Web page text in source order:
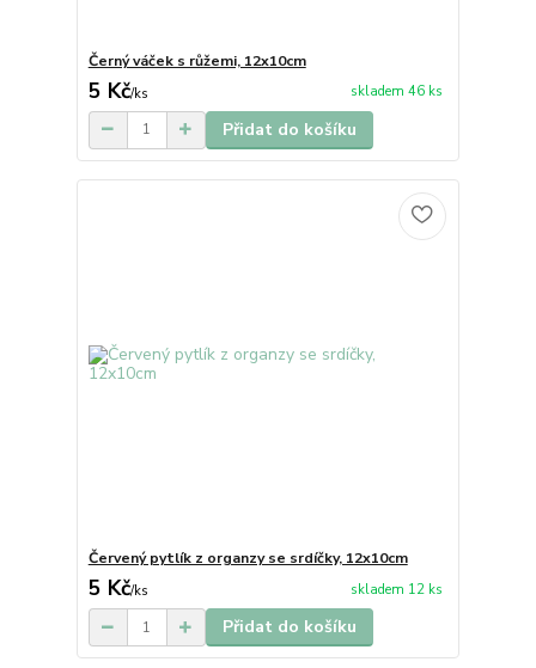
Černý váček s růžemi, 12x10cm
5 Kč/ks skladem 46 ks
Přidat do košíku
Červený pytlík z organzy se srdíčky, 12x10cm
5 Kč/ks skladem 12 ks
Přidat do košíku